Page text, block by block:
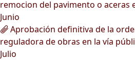
remocion del pavimento o aceras
Junio
Aprobación definitiva de la
reguladora de obras en la vía
Julio